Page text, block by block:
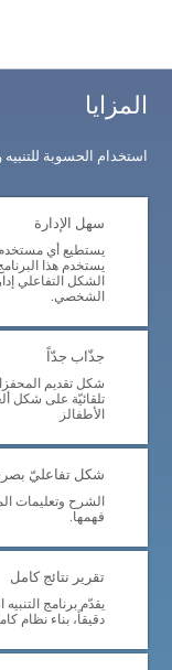
المزايا
استخدام الحسوبة
سهل الإدارة
يستطيع أي
يستخدم هذا
الشكل التفاعلي
الشخصي.
جذّاب جدّاً
شكل تقديم
تلقائيّة على شكل
الأطفالز
شكل تفاعليّ
الشرح وتعليمات
فهمها.
تقرير نتائج كامل
يقدّم برنامج
دقيقاً، بناء نظام